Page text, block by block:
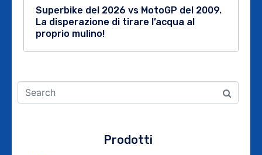
Superbike del 2026 vs MotoGP del 2009.
La disperazione di tirare l’acqua al
proprio mulino!
Prodotti